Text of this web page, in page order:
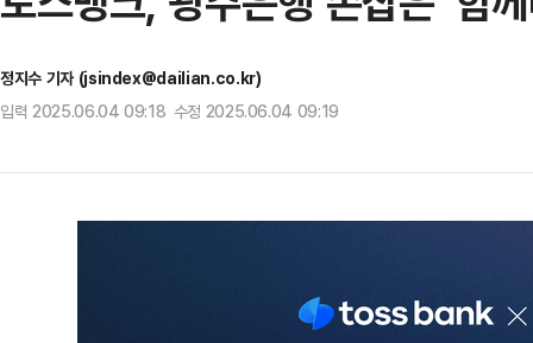
정지수 기자 (jsindex@dailian.co.kr)
입력 2025.06.04 09:18 수정 2025.06.04 09:19